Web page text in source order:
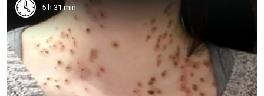
5 h 31 min